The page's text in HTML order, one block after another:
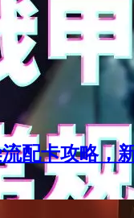
配卡攻略，